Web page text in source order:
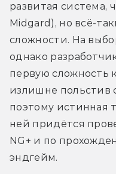
развитая система,
Midgard), но всё-
сложности. На
однако
первую сложность
излишне польстив
поэтому истинная
ней придётся
NG+ и по
эндгейм.